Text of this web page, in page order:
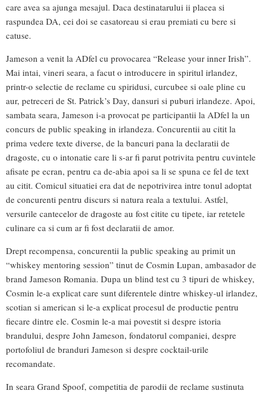
care avea sa ajunga mesajul. Daca destinatarului ii placea si
raspundea DA, cei doi se casatoreau si erau premiati cu bere si
catuse.
Jameson a venit la ADfel cu provocarea “Release your inner Irish”.
Mai intai, vineri seara, a facut o introducere in spiritul irlandez,
printr-o selectie de reclame cu spiridusi, curcubee si oale pline cu
aur, petreceri de St. Patrick’s Day, dansuri si puburi irlandeze. Apoi,
sambata seara, Jameson i-a provocat pe participantii la ADfel la un
concurs de public speaking in irlandeza. Concurentii au citit la
prima vedere texte diverse, de la bancuri pana la declaratii de
dragoste, cu o intonatie care li s-ar fi parut potrivita pentru cuvintele
afisate pe ecran, pentru ca de-abia apoi sa li se spuna ce fel de text
au citit. Comicul situatiei era dat de nepotrivirea intre tonul adoptat
de concurenti pentru discurs si natura reala a textului. Astfel,
versurile cantecelor de dragoste au fost citite cu tipete, iar retetele
culinare ca si cum ar fi fost declaratii de amor.
Drept recompensa, concurentii la public speaking au primit un
“whiskey mentoring session” tinut de Cosmin Lupan, ambasador de
brand Jameson Romania. Dupa un blind test cu 3 tipuri de whiskey,
Cosmin le-a explicat care sunt diferentele dintre whiskey-ul irlandez,
scotian si american si le-a explicat procesul de productie pentru
fiecare dintre ele. Cosmin le-a mai povestit si despre istoria
brandului, despre John Jameson, fondatorul companiei, despre
portofoliul de branduri Jameson si despre cocktail-urile
recomandate.
In seara Grand Spoof, competitia de parodii de reclame sustinuta